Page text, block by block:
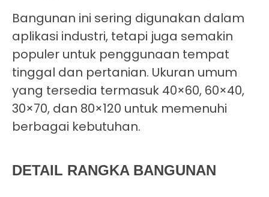
Bangunan ini sering digunakan dalam
aplikasi industri, tetapi juga semakin
populer untuk penggunaan tempat
tinggal dan pertanian. Ukuran umum
yang tersedia termasuk 40×60, 60×40,
30×70, dan 80×120 untuk memenuhi
berbagai kebutuhan.
DETAIL RANGKA BANGUNAN